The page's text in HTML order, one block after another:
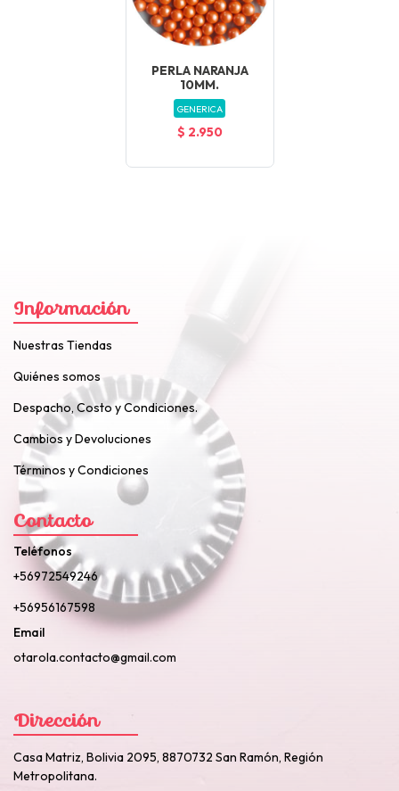
PERLA NARANJA
10MM.
GENERICA
$ 2.950
Información
Nuestras Tiendas
Quiénes somos
Despacho, Costo y Condiciones.
Cambios y Devoluciones
Términos y Condiciones
Contacto
Teléfonos
+56972549246
+56956167598
Email
otarola.contacto@gmail.com
Dirección
Casa Matriz, Bolivia 2095, 8870732 San Ramón, Región
Metropolitana.